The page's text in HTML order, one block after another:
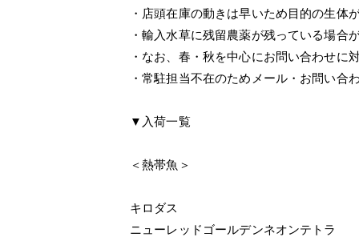
・店頭在庫の動きは早いため目的の生体
・輸入水草に残留農薬が残っている場合
・なお、春・秋を中心にお問い合わせに
・常駐担当不在のためメール・お問い合
▼入荷一覧
＜熱帯魚＞
キロダス
ニューレッドゴールデンネオンテトラ